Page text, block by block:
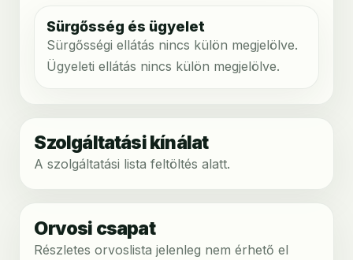
Sürgősség és ügyelet
Sürgősségi ellátás nincs külön megjelölve.
Ügyeleti ellátás nincs külön megjelölve.
Szolgáltatási kínálat
A szolgáltatási lista feltöltés alatt.
Orvosi csapat
Részletes orvoslista jelenleg nem érhető el